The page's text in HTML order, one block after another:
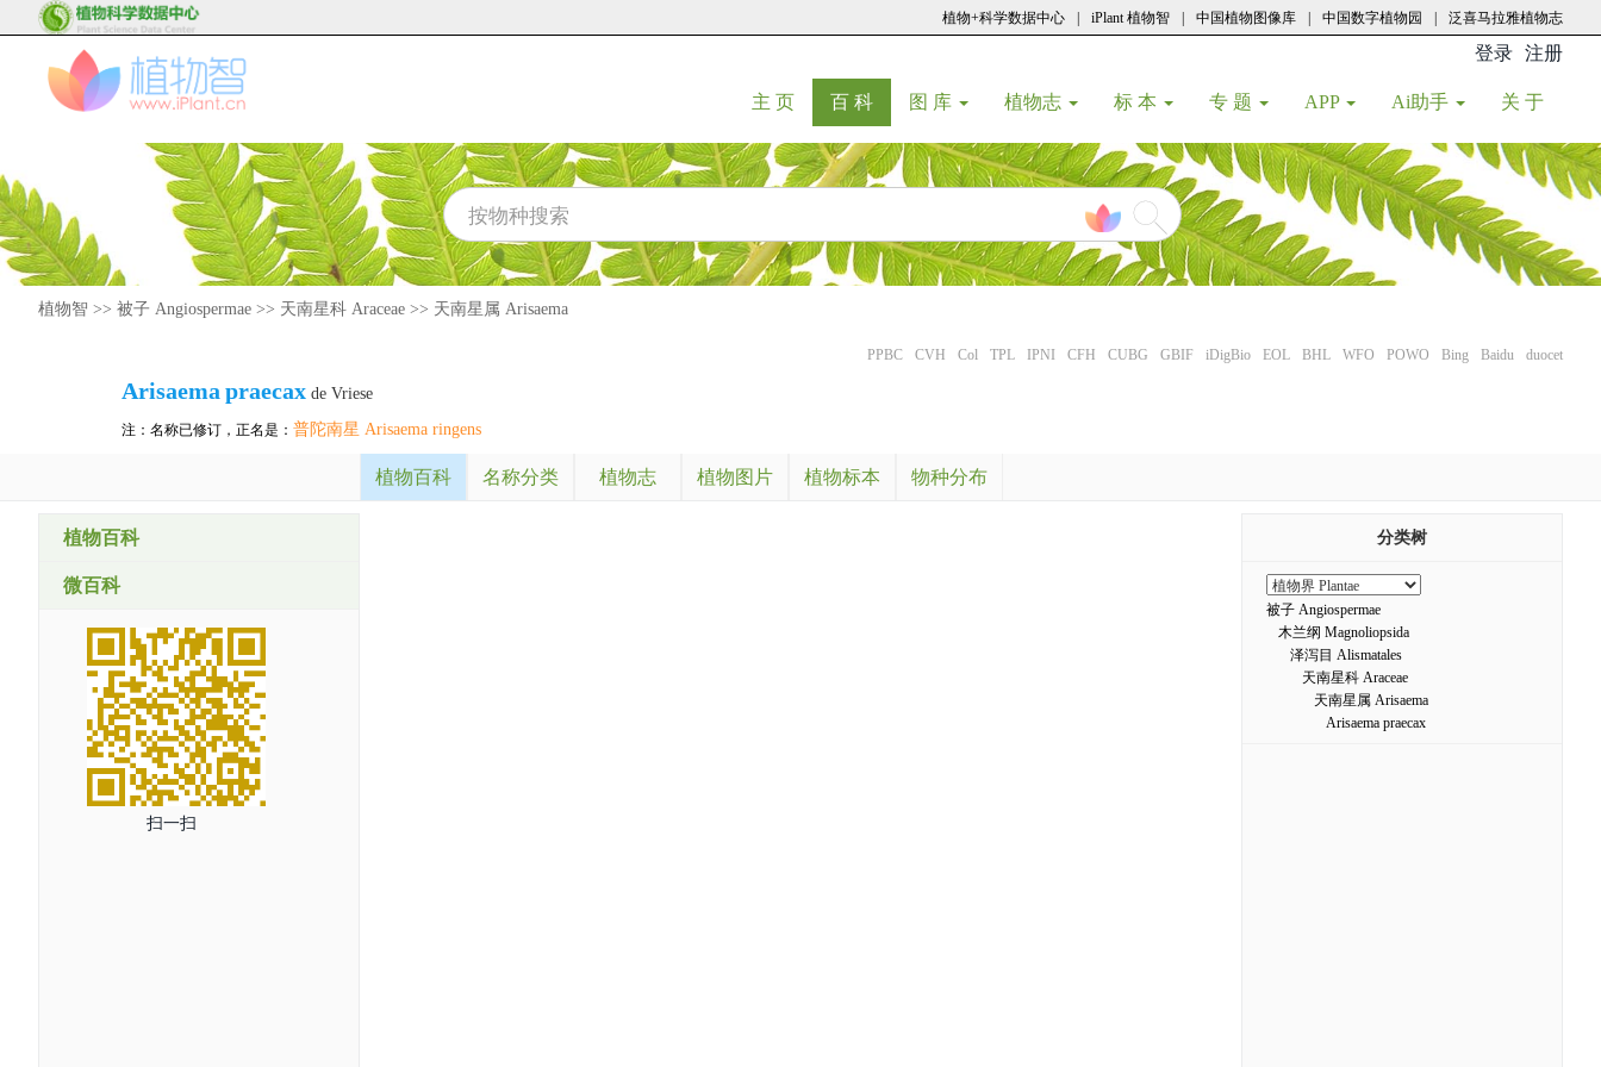
植物+科学数据中心 iPlant 植物智 中国植物图像库 中国数字植物园 泛喜马拉雅植物志
登录 注册
主 页(current)
百 科(current)
图 库 植物志 标 本 专 题 APP Ai助手 关 于
植物智 >> 被子 Angiospermae >> 天南星科 Araceae >> 天南星属 Arisaema
PPBC CVH Col TPL IPNI CFH CUBG GBIF iDigBio EOL BHL WFO POWO Bing Baidu duocet
Arisaema praecax de Vriese
注：名称已修订，正名是： 普陀南星 Arisaema ringens
植物百科 名称分类 植物志 植物图片 植物标本 物种分布
植物百科
微百科
扫一扫
分类树
被子 Angiospermae
木兰纲 Magnoliopsida
泽泻目 Alismatales
天南星科 Araceae
天南星属 Arisaema
Arisaema praecax